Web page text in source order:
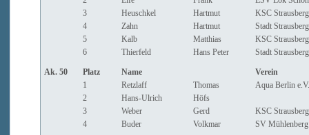
3
Heuschkel Hartmut
KSC
4
Zahn Hartmut
Stadt Strausberg
5
Kalb Matthias
KSC
6
Thierfeld Hans Peter Stadt Strausberg
Ak. 50 Platz Name
Verein
1
Retzlaff Thomas
Aqua Berlin e.V.
2
Hans-Ulrich
Höfs
3
Weber Gerd
KSC
4
Buder Volkmar SV